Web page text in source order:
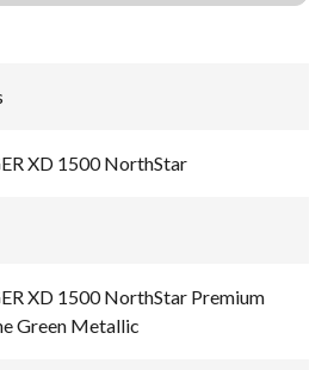
XD 1500 NorthStar
XD 1500 NorthStar Premium
Green Metallic